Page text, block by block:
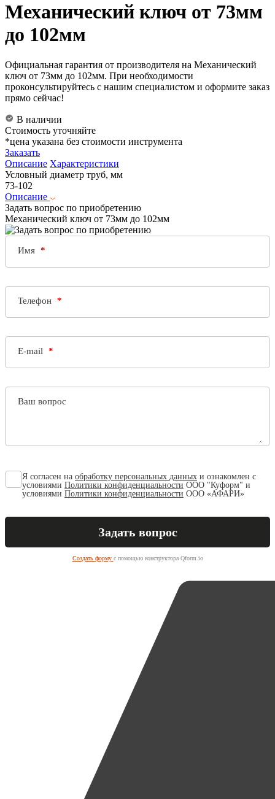
Механический ключ от 73мм
до 102мм
Официальная гарантия от производителя на Механический
ключ от 73мм до 102мм. При необходимости
проконсультируйтесь с нашим специалистом и оформите заказ
прямо сейчас!
В наличии
Стоимость уточняйте
*цена указана без стоимости инструмента
Заказать
Описание Характеристики
Условный диаметр труб, мм
73-102
Описание
Задать вопрос по приобретению
Механический ключ от 73мм до 102мм
Имя
Телефон
E-mail
Ваш вопрос
Я согласен на обработку персональных данных и ознакомлен с
условиями Политики конфиденциальности ООО "Куформ" и
условиями Политики конфиденциальности ООО «АФАРИ»
Создать форму с помощью конструктора Qform.io